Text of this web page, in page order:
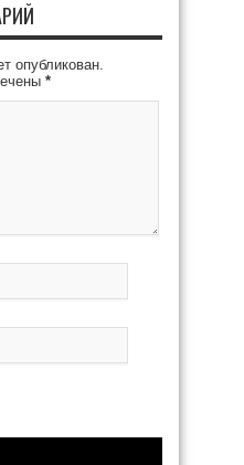
опубликован.
*